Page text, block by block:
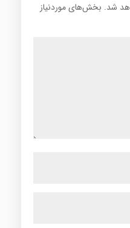
شد. بخش‌های موردنیاز